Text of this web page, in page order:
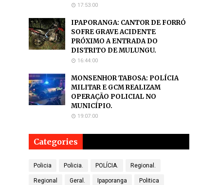
17:53:00
IPAPORANGA: CANTOR DE FORRÓ
SOFRE GRAVE ACIDENTE
PRÓXIMO A ENTRADA DO
DISTRITO DE MULUNGU.
16:44:00
MONSENHOR TABOSA: POLÍCIA
MILITAR E GCM REALIZAM
OPERAÇÃO POLICIAL NO
MUNICÍPIO.
19:07:00
Categories
Policia Policia. POLÍCIA. Regional.
Regional Geral. Ipaporanga Politica